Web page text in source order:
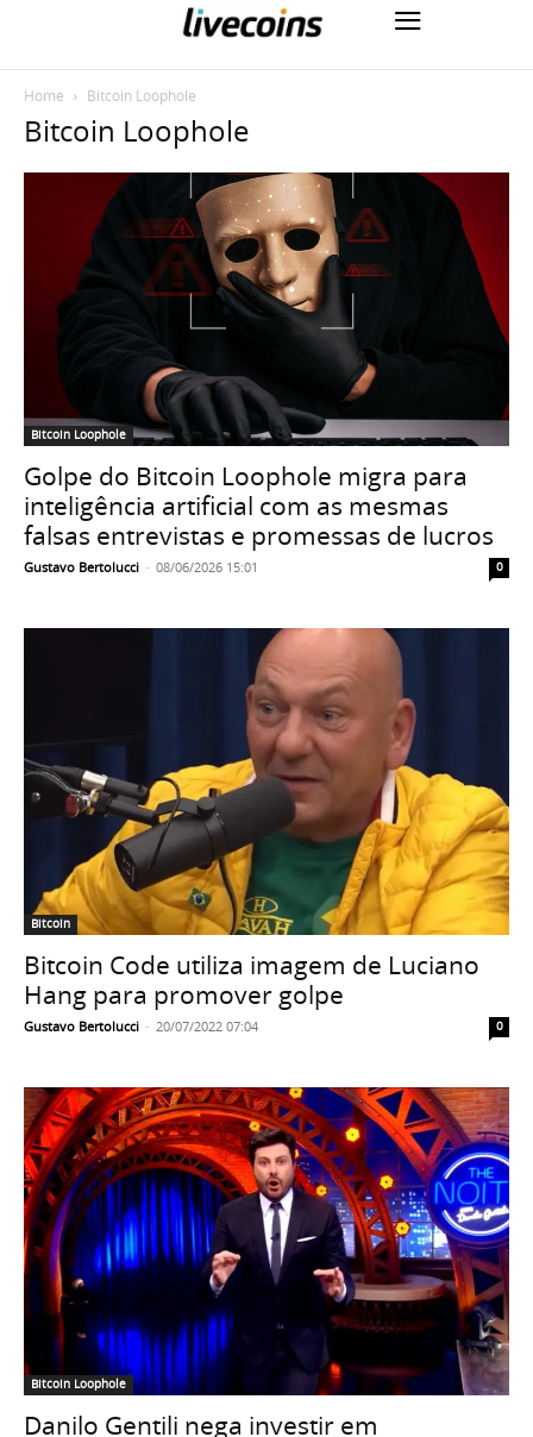
Home Bitcoin Loophole
Bitcoin Loophole
Bitcoin Loophole
Golpe do Bitcoin Loophole migra para
inteligência artificial com as mesmas
falsas entrevistas e promessas de lucros
Gustavo Bertolucci - 08/06/2026 15:01 0
Bitcoin
Bitcoin Code utiliza imagem de Luciano
Hang para promover golpe
Gustavo Bertolucci - 20/07/2022 07:04 0
Bitcoin Loophole
Danilo Gentili nega investir em